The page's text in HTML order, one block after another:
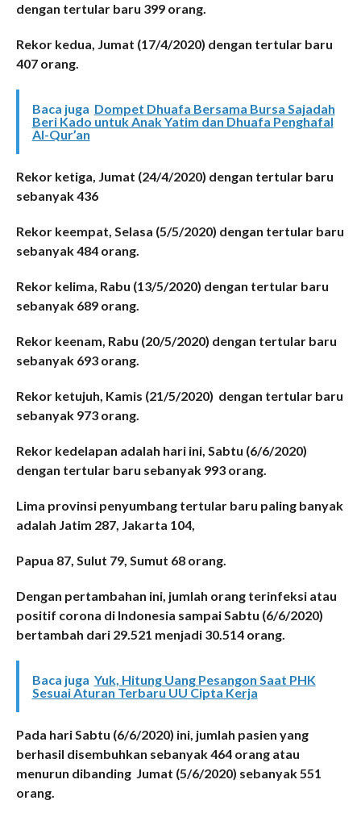
dengan tertular baru 399 orang.
Rekor kedua, Jumat (17/4/2020) dengan tertular baru
407 orang.
Baca juga Dompet Dhuafa Bersama Bursa Sajadah
Beri Kado untuk Anak Yatim dan Dhuafa Penghafal
Al-Qur’an
Rekor ketiga, Jumat (24/4/2020) dengan tertular baru
sebanyak 436
Rekor keempat, Selasa (5/5/2020) dengan tertular baru
sebanyak 484 orang.
Rekor kelima, Rabu (13/5/2020) dengan tertular baru
sebanyak 689 orang.
Rekor keenam, Rabu (20/5/2020) dengan tertular baru
sebanyak 693 orang.
Rekor ketujuh, Kamis (21/5/2020) dengan tertular baru
sebanyak 973 orang.
Rekor kedelapan adalah hari ini, Sabtu (6/6/2020)
dengan tertular baru sebanyak 993 orang.
Lima provinsi penyumbang tertular baru paling banyak
adalah Jatim 287, Jakarta 104,
Papua 87, Sulut 79, Sumut 68 orang.
Dengan pertambahan ini, jumlah orang terinfeksi atau
positif corona di Indonesia sampai Sabtu (6/6/2020)
bertambah dari 29.521 menjadi 30.514 orang.
Baca juga Yuk, Hitung Uang Pesangon Saat PHK
Sesuai Aturan Terbaru UU Cipta Kerja
Pada hari Sabtu (6/6/2020) ini, jumlah pasien yang
berhasil disembuhkan sebanyak 464 orang atau
menurun dibanding Jumat (5/6/2020) sebanyak 551
orang.